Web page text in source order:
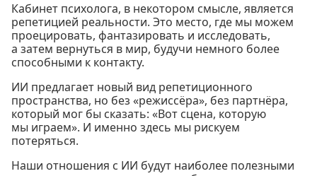
Кабинет психолога, в некотором смысле, является
репетицией реальности. Это место, где мы можем
проецировать, фантазировать и исследовать,
а затем вернуться в мир, будучи немного более
способными к контакту.
ИИ предлагает новый вид репетиционного
пространства, но без «режиссёра», без партнёра,
который мог бы сказать: «Вот сцена, которую
мы играем». И именно здесь мы рискуем
потеряться.
Наши отношения с ИИ будут наиболее полезными